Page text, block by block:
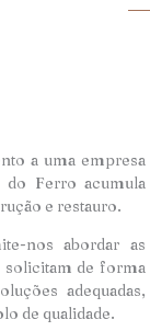
a uma empresa
Ferro acumula
e restauro.
nos abordar as
solicitam de forma
adequadas,
de qualidade.